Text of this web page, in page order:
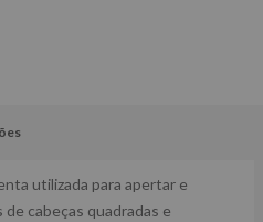
utilizada para apertar e
cabeças quadradas e